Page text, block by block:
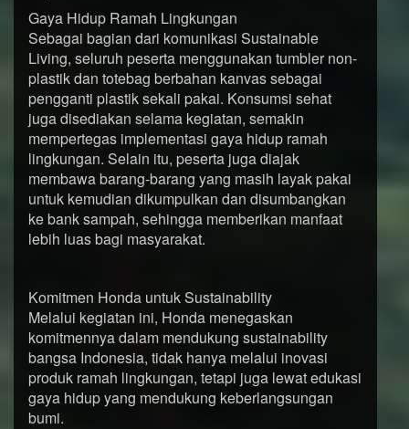
Gaya Hidup Ramah Lingkungan
Sebagai bagian dari komunikasi Sustainable
Living, seluruh peserta menggunakan tumbler non-
plastik dan totebag berbahan kanvas sebagai
pengganti plastik sekali pakai. Konsumsi sehat
juga disediakan selama kegiatan, semakin
mempertegas implementasi gaya hidup ramah
lingkungan. Selain itu, peserta juga diajak
membawa barang-barang yang masih layak pakai
untuk kemudian dikumpulkan dan disumbangkan
ke bank sampah, sehingga memberikan manfaat
lebih luas bagi masyarakat.
Komitmen Honda untuk Sustainability
Melalui kegiatan ini, Honda menegaskan
komitmennya dalam mendukung sustainability
bangsa Indonesia, tidak hanya melalui inovasi
produk ramah lingkungan, tetapi juga lewat edukasi
gaya hidup yang mendukung keberlangsungan
bumi.